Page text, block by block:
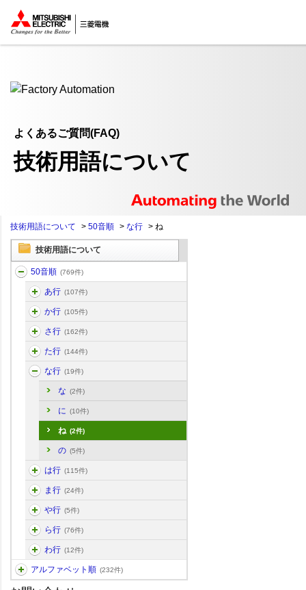
ここから本文
よくあるご質問(FAQ)
技術用語について
技術用語について > 50音順 > な行 > ね
技術用語について
50音順 (769件)
あ行 (107件)
か行 (105件)
さ行 (162件)
た行 (144件)
な行 (19件)
な (2件)
に (10件)
ね (2件)
の (5件)
は行 (115件)
ま行 (24件)
や行 (5件)
ら行 (76件)
わ行 (12件)
アルファベット順 (232件)